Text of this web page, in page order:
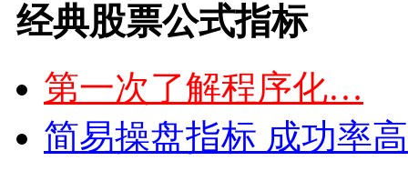
经典股票公式指标
第一次了解程序化…
简易操盘指标 成功率